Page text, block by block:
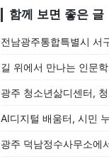
함께 보면 좋은 글
전남광주통합특별시 서
길 위에서 만나는 인문
광주 청소년삶디센터,
AI디지털 배움터, 시민
광주 덕남정수사무소에